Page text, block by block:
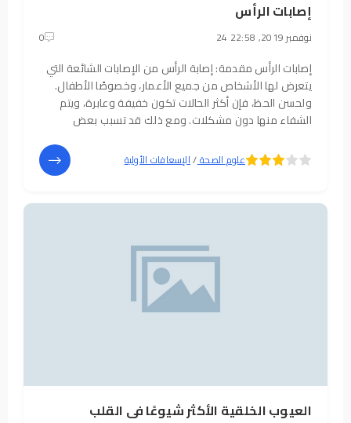
إصابات الرأس
24 نوفمبر 2019, 22:58 0
إصابات الرأس مقدمة: إصابة الرأس من الإصابات الشائعة التي
يتعرض لها الأشخاص من جميع الأعمار، وخصوصًا الأطفال.
ولحسن الحظ، فإن أكثر الحالات تكون خفيفة وعابرة، ويتم
الشفاء منها دون مشكلات. ومع ذلك قد تسبب بعض
أو مضاعفات على المدى الطويل.
علوم الصحة/الإسعافات الأولية
العيوب الخلقية الأكثر شيوعًا فى القلب